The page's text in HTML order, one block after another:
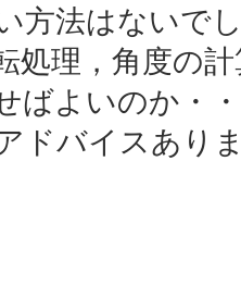
方法はないで
処理，角度の
ばよいのか・
ドバイスあり